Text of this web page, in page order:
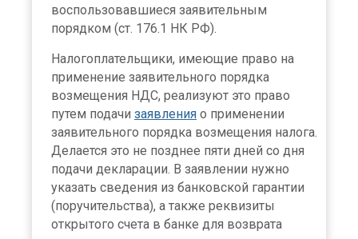
воспользовавшиеся заявительным
порядком (ст. 176.1 НК РФ).
Налогоплательщики, имеющие право на
применение заявительного порядка
возмещения НДС, реализуют это право
путем подачи заявления о применении
заявительного порядка возмещения налога.
Делается это не позднее пяти дней со дня
подачи декларации. В заявлении нужно
указать сведения из банковской гарантии
(поручительства), а также реквизиты
открытого счета в банке для возврата